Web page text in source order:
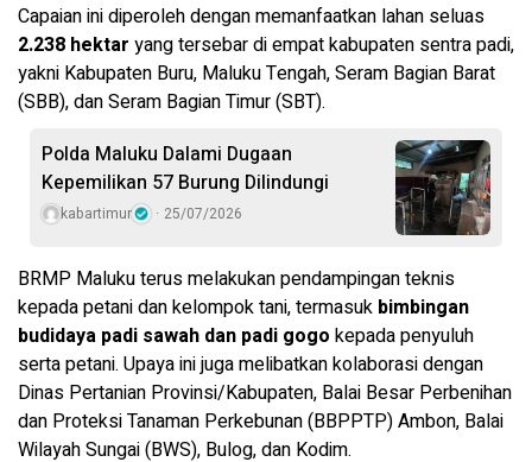
Capaian ini diperoleh dengan memanfaatkan lahan seluas
2.238 hektar yang tersebar di empat kabupaten sentra padi,
yakni Kabupaten Buru, Maluku Tengah, Seram Bagian Barat
(SBB), dan Seram Bagian Timur (SBT).
Polda Maluku Dalami Dugaan
Kepemilikan 57 Burung Dilindungi
kabartimur 25/07/2026
BRMP Maluku terus melakukan pendampingan teknis
kepada petani dan kelompok tani, termasuk bimbingan
budidaya padi sawah dan padi gogo kepada penyuluh
serta petani. Upaya ini juga melibatkan kolaborasi dengan
Dinas Pertanian Provinsi/Kabupaten, Balai Besar Perbenihan
dan Proteksi Tanaman Perkebunan (BBPPTP) Ambon, Balai
Wilayah Sungai (BWS), Bulog, dan Kodim.